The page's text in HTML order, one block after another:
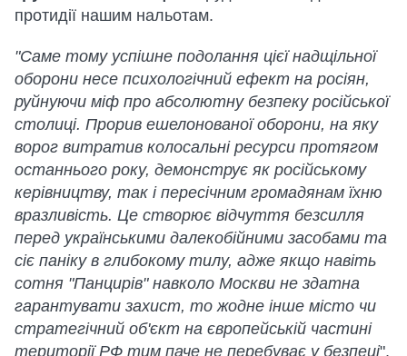
протидії нашим нальотам.
"Саме тому успішне подолання цієї надщільної
оборони несе психологічний ефект на росіян,
руйнуючи міф про абсолютну безпеку російської
столиці. Прорив ешелонованої оборони, на яку
ворог витратив колосальні ресурси протягом
останнього року, демонструє як російському
керівництву, так і пересічним громадянам їхню
вразливість. Це створює відчуття безсилля
перед українськими далекобійними засобами та
сіє паніку в глибокому тилу, адже якщо навіть
сотня "Панцирів" навколо Москви не здатна
гарантувати захист, то жодне інше місто чи
стратегічний об'єкт на європейській частині
території РФ тим паче не перебуває у безпеці",